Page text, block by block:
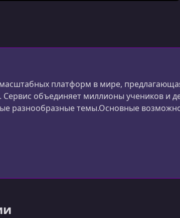
платформ в мире,
Сервис объединяет миллионы учеников и
разнообразные темы.Основные
до маркетинга, психологии и личной
специалистами из разных